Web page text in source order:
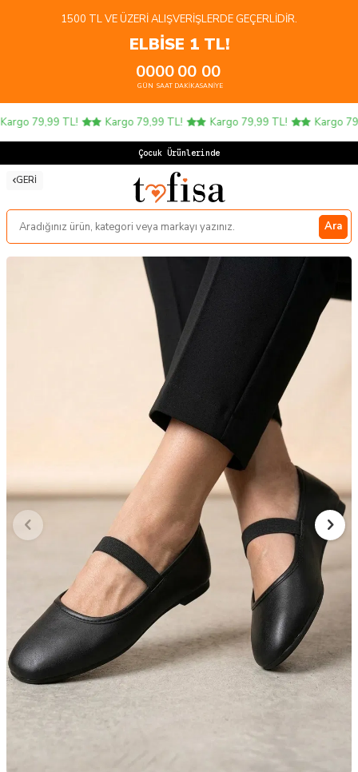
1500 TL VE ÜZERI ALIŞVERIŞLERDE GEÇERLIDIR.
ELBİSE 1 TL!
00
GÜN
00
SAAT
00
DAKIKA
00
SANIYE
79,99 TL! Kargo 79,99 TL! Kargo 79,99 TL! Kargo
Çocuk Ürünlerinde 4
GERI
Ara